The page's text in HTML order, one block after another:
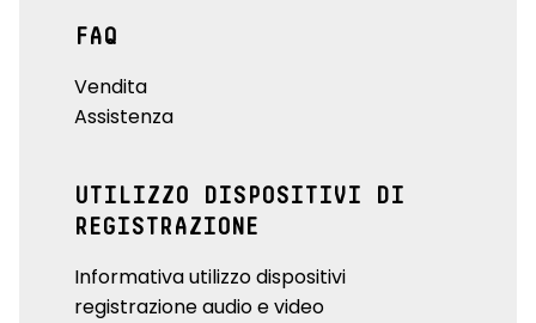
FAQ
Vendita
Assistenza
UTILIZZO DISPOSITIVI DI
REGISTRAZIONE
Informativa utilizzo dispositivi
registrazione audio e video